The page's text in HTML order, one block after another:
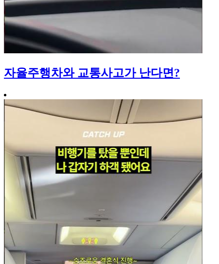
자율주행차와 교통사고가 난다면?